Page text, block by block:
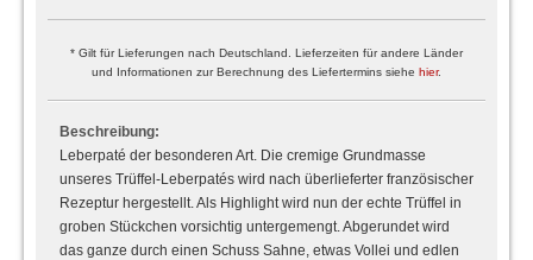
* Gilt für Lieferungen nach Deutschland. Lieferzeiten für andere Länder
und Informationen zur Berechnung des Liefertermins siehe hier.
Beschreibung:
Leberpaté der besonderen Art. Die cremige Grundmasse
unseres Trüffel-Leberpatés wird nach überlieferter französischer
Rezeptur hergestellt. Als Highlight wird nun der echte Trüffel in
groben Stückchen vorsichtig untergemengt. Abgerundet wird
das ganze durch einen Schuss Sahne, etwas Vollei und edlen